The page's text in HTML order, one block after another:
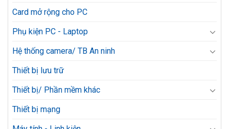
Card mở rộng cho PC
Phụ kiện PC - Laptop
Hệ thống camera/ TB An ninh
Thiết bị lưu trữ
Thiết bị/ Phần mềm khác
Thiết bị mạng